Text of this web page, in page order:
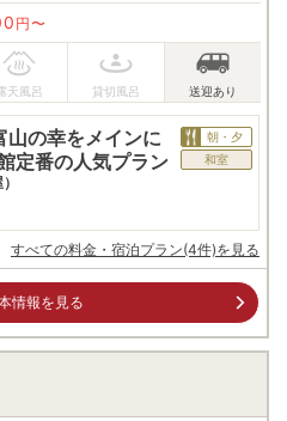
円〜
山の幸をメインに
定番の人気プラン
朝・夕
和室
すべての料金・宿泊プラン(4件)を見る
情報を見る